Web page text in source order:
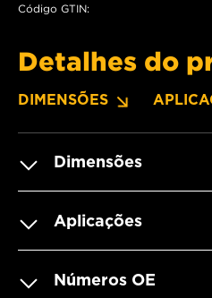
Código GTIN:
Detalhes do
DIMENSÕES
Dimensões
Aplicações
Números OE